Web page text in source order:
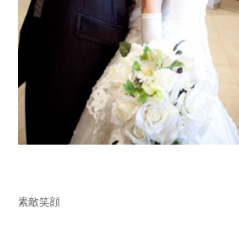
素敵笑顔